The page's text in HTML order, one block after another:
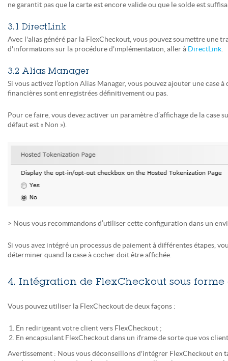
ne garantit pas que la carte est encore valide ou que le solde est
3.1 DirectLink
Avec l'alias généré par la FlexCheckout, vous pouvez soumettre
d'informations sur la procédure d'implémentation, aller à DirectLink
3.2 Alias Manager
Si vous activez l’option Alias Manager, vous pouvez ajouter une
financières sont enregistrées définitivement ou pas.
Pour ce faire, vous devez activer un paramètre d’affichage de la case
défaut est « Non »).
> Nous vous recommandons d’utiliser cette configuration dans un
Si vous avez intégré un processus de paiement à différentes étapes,
déterminer quand la case à cocher doit être affichée.
4. Intégration de FlexCheckout sous
Vous pouvez utiliser la FlexCheckout de deux façons :
En redirigeant votre client vers FlexCheckout ;
En encapsulant FlexCheckout dans un iframe de sorte que vos
Avertissement : Nous vous déconseillons d'intégrer FlexCheckout